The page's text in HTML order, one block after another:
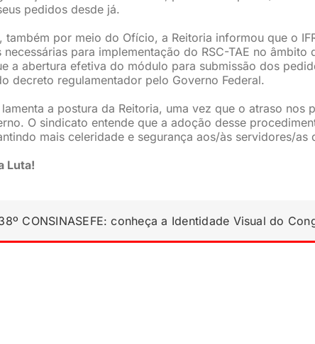
pedidos desde já.
também por meio do Ofício, a Reitoria informou que o
necessárias para implementação do RSC-TAE no âmbito
a abertura efetiva do módulo para submissão dos
decreto regulamentador pelo Governo Federal.
lamenta a postura da Reitoria, uma vez que o atraso
O sindicato entende que a adoção desse
mais celeridade e segurança aos/às servidores/as
Luta!
CONSINASEFE: conheça a Identidade Visual do